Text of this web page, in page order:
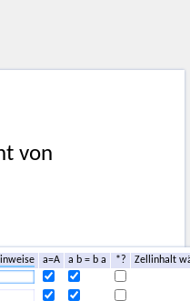
von
a=A a b = b a *?
Zellinhalt